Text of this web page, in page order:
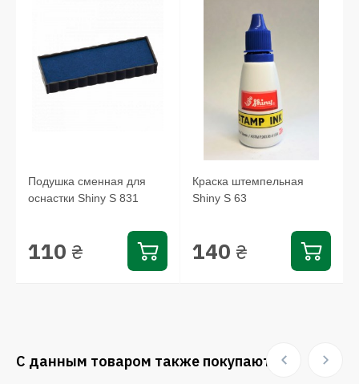
Подушка сменная для
оснастки Shiny S 831
110 ₴
Краска штемпельная
Shiny S 63
140 ₴
С данным товаром также покупают: